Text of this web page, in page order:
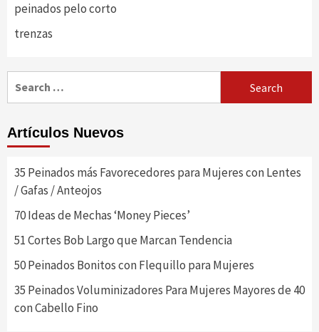
peinados pelo corto
trenzas
Artículos Nuevos
35 Peinados más Favorecedores para Mujeres con Lentes
/ Gafas / Anteojos
70 Ideas de Mechas ‘Money Pieces’
51 Cortes Bob Largo que Marcan Tendencia
50 Peinados Bonitos con Flequillo para Mujeres
35 Peinados Voluminizadores Para Mujeres Mayores de 40
con Cabello Fino